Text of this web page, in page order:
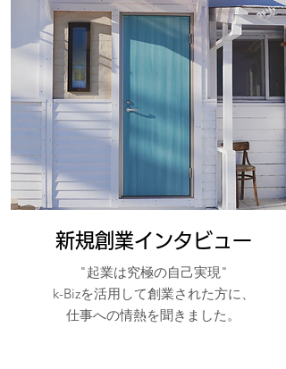
新規創業インタビュー
"起業は究極の自己実現"
k-Bizを活用して創業された方に、
​仕事への情熱を聞きました。